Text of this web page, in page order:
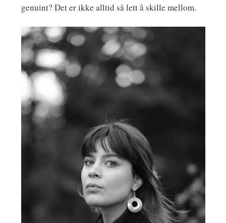
genuint? Det er ikke alltid så lett å skille mellom.